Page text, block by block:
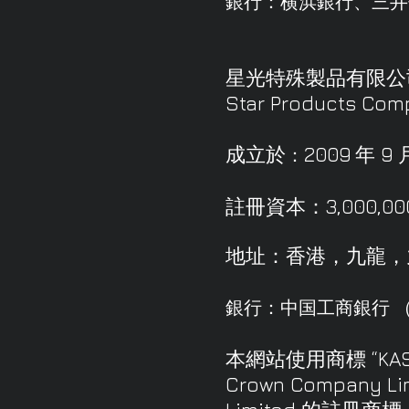
星光特殊製品有限
Star Products
成立於 ： 2009 年 9
註冊資本：
地址：香港，九龍
銀行：中国工商銀行
本網站使用商標
Crown Company